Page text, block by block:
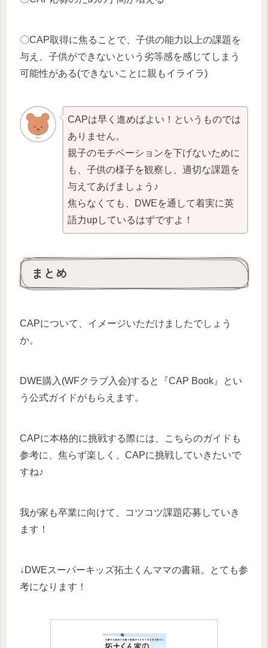
〇CAP取得に焦ることで、子供の能力以上の課題を
与え、子供ができないという劣等感を感じてしまう
可能性がある(できないことに親もイライラ)
CAPは早く進めばよい！というものでは
ありません。
親子のモチベーションを下げないために
も、子供の様子を観察し、適切な課題を
与えてあげましょう♪
焦らなくても、DWEを通して着実に英
語力upしているはずですよ！
まとめ
CAPについて、イメージいただけましたでしょう
か。
DWE購入(WFクラブ入会)すると『CAP Book』とい
う公式ガイドがもらえます。
CAPに本格的に挑戦する際には、こちらのガイドも
参考に、焦らず楽しく、CAPに挑戦していきたいで
すね♪
我が家も卒業に向けて、コツコツ課題応募していき
ます！
↓DWEスーパーキッズ拓土くんママの書籍。とても参
考になります！